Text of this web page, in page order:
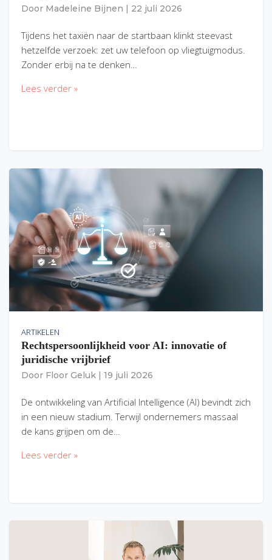
Door Madeleine Bijnen 22 juli 2026
Tijdens het taxiën naar de startbaan klinkt steevast
hetzelfde verzoek: zet uw telefoon op vliegtuigmodus.
Zonder erbij na te denken…
Lees verder »
ARTIKELEN
Rechtspersoonlijkheid voor AI: innovatie of
juridische vrijbrief
Door Floor Geluk 19 juli 2026
De ontwikkeling van Artificial Intelligence (AI) bevindt zich
in een nieuw stadium. Terwijl ondernemers massaal
de kans grijpen om de…
Lees verder »